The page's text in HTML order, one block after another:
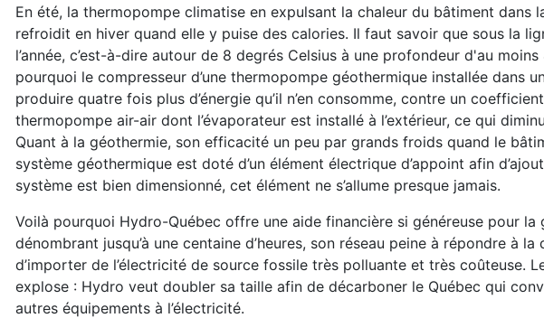
En été, la thermopompe climatise en expulsant la chaleur du bâtiment dans
refroidit en hiver quand elle y puise des calories. Il faut savoir que sous la
l’année, c’est-à-dire autour de 8 degrés Celsius à une profondeur d'au moins
pourquoi le compresseur d’une thermopompe géothermique installée dans
produire quatre fois plus d’énergie qu’il n’en consomme, contre un
thermopompe air-air dont l’évaporateur est installé à l’extérieur, ce qui
Quant à la géothermie, son efficacité un peu par grands froids quand le
système géothermique est doté d’un élément électrique d’appoint afin
système est bien dimensionné, cet élément ne s’allume presque jamais.
Voilà pourquoi Hydro-Québec offre une aide financière si généreuse pour la
dénombrant jusqu’à une centaine d’heures, son réseau peine à répondre à
d’importer de l’électricité de source fossile très polluante et très coûteuse.
explose : Hydro veut doubler sa taille afin de décarboner le Québec qui
autres équipements à l’électricité.